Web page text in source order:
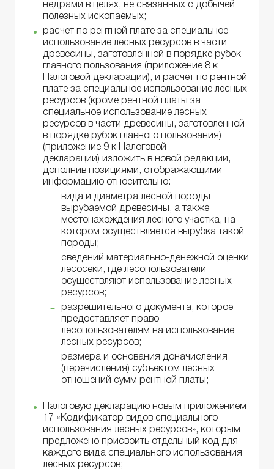
недрами в целях, не связанных с добычей
полезных ископаемых;
расчет по рентной плате за специальное
использование лесных ресурсов в части
древесины, заготовленной в порядке рубок
главного пользования (приложение 8 к
Налоговой декларации), и расчет по рентной
плате за специальное использование лесных
ресурсов (кроме рентной платы за
специальное использование лесных
ресурсов в части древесины, заготовленной
в порядке рубок главного пользования)
(приложение 9 к Налоговой
декларации) изложить в новой редакции,
дополнив позициями, отображающими
информацию относительно:
вида и диаметра лесной породы
вырубаемой древесины, а также
местонахождения лесного участка, на
котором осуществляется вырубка такой
породы;
сведений материально-денежной оценки
лесосеки, где лесопользователи
осуществляют использование лесных
ресурсов;
разрешительного документа, которое
предоставляет право
лесопользователям на использование
лесных ресурсов;
размера и основания доначисления
(перечисления) субъектом лесных
отношений сумм рентной платы;
Налоговую декларацию новым приложением
17 «Кодификатор видов специального
использования лесных ресурсов», которым
предложено присвоить отдельный код для
каждого вида специального использования
лесных ресурсов;